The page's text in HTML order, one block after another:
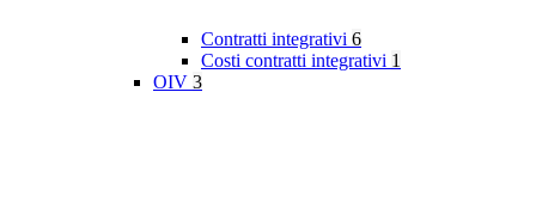
Contratti integrativi 6
Costi contratti integrativi 1
OIV 3